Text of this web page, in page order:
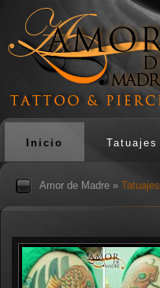
Inicio Tatuajes
Amor de Madre » Tatuajes